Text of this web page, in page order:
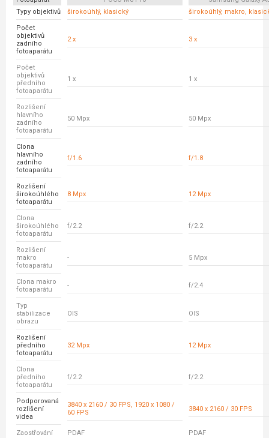
Typy objektivů
širokoúhlý, klasický širokoúhlý, makro,
Počet
objektivů
zadního
fotoaparátu
2 x 3 x
Počet
objektivů
předního
fotoaparátu
1 x 1 x
Rozlišení
hlavního
zadního
fotoaparátu
50 Mpx 50 Mpx
Clona
hlavního
zadního
fotoaparátu
f/1.6 f/1.8
Rozlišení
širokoúhlého
fotoaparátu
8 Mpx 12 Mpx
Clona
širokoúhlého
fotoaparátu
f/2.2 f/2.2
Rozlišení
makro
fotoaparátu
- 5 Mpx
Clona makro
fotoaparátu
- f/2.4
Typ
stabilizace
obrazu
OIS OIS
Rozlišení
předního
fotoaparátu
32 Mpx 12 Mpx
Clona
předního
fotoaparátu
f/2.2 f/2.2
Podporovaná
rozlišení
videa
3840 x 2160 / 30 FPS, 1920 x 1080 /
60 FPS
3840 x 2160 / 30 FPS
Zaostřování PDAF PDAF